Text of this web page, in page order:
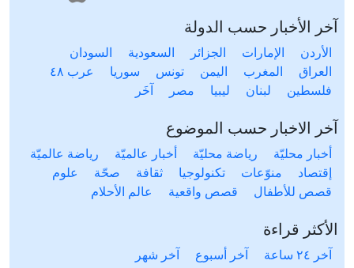
آخر الأخبار حسب الدولة
الأردن الإمارات الجزائر السعودية
السودان
العراق
المغرب اليمن تونس سوريا
عرب ٤٨
فلسطين
لبنان ليبيا مصر آخَر
آخر الاخبار حسب الموضوع
أخبار محليّة رياضة محليّة أخبار عالميّة
رياضة عالميّة
إقتصاد
منوّعات تكنولوجيا ثقافة صحّة
علوم
قصص للأطفال
قصص واقعية عالم الأحلام
الأكثر قراءة
آخر ٢٤ ساعة آخر أسبوع آخر شهر